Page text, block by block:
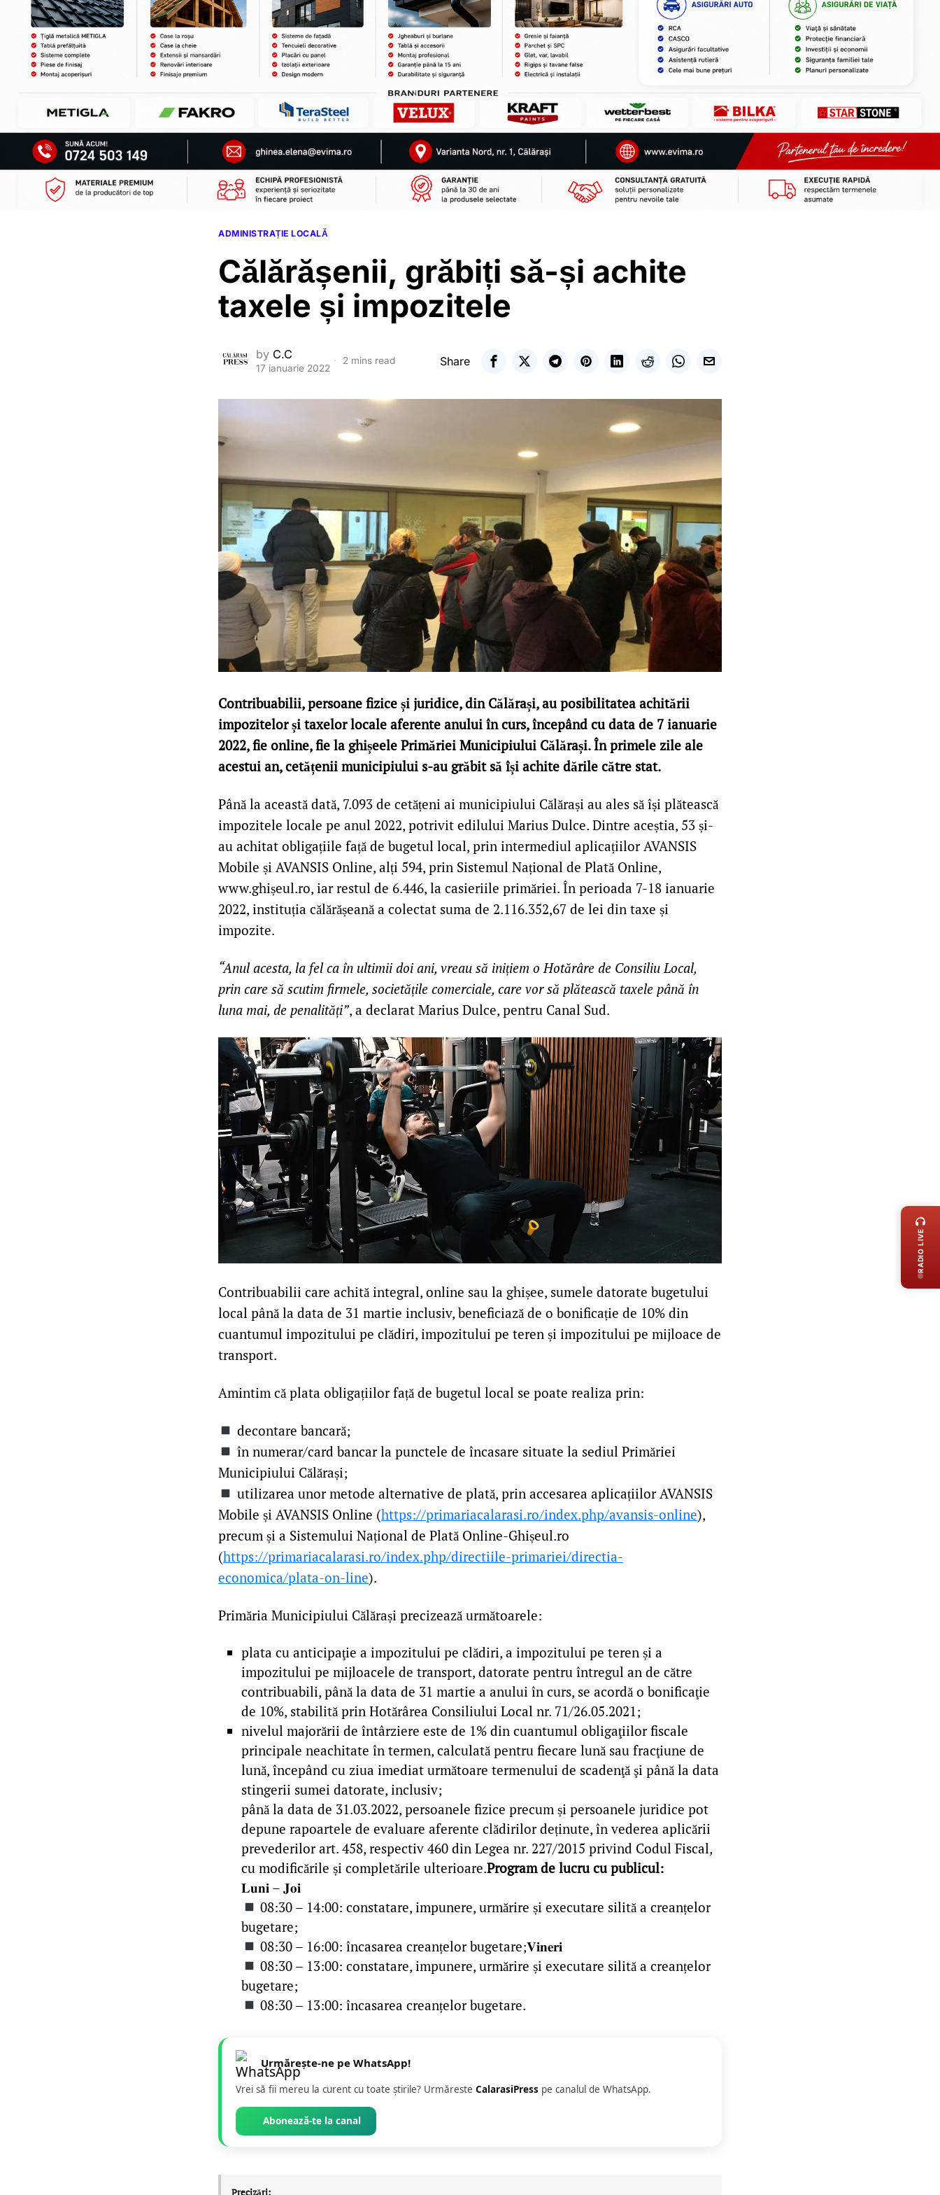
ADMINISTRAȚIE LOCALĂ
Călărășenii, grăbiți să-și achite
taxele și impozitele
by C.C
17 ianuarie 2022
2 mins read Share
Contribuabilii, persoane fizice și juridice, din Călărași, au posibilitatea achitării
impozitelor și taxelor locale aferente anului în curs, începând cu data de 7 ianuarie
2022, fie online, fie la ghișeele Primăriei Municipiului Călărași. În primele zile ale
acestui an, cetățenii municipiului s-au grăbit să își achite dările către stat.
Până la această dată, 7.093 de cetățeni ai municipiului Călărași au ales să își plătească
impozitele locale pe anul 2022, potrivit edilului Marius Dulce. Dintre aceștia, 53 și-
au achitat obligațiile față de bugetul local, prin intermediul aplicațiilor AVANSIS
Mobile și AVANSIS Online, alți 594, prin Sistemul Național de Plată Online,
www.ghișeul.ro, iar restul de 6.446, la casieriile primăriei. În perioada 7-18 ianuarie
2022, instituția călărășeană a colectat suma de 2.116.352,67 de lei din taxe și
impozite.
“Anul acesta, la fel ca în ultimii doi ani, vreau să inițiem o Hotărâre de Consiliu Local,
prin care să scutim firmele, societățile comerciale, care vor să plătească taxele până în
luna mai, de penalități”, a declarat Marius Dulce, pentru Canal Sud.
Contribuabilii care achită integral, online sau la ghișee, sumele datorate bugetului
local până la data de 31 martie inclusiv, beneficiază de o bonificație de 10% din
cuantumul impozitului pe clădiri, impozitului pe teren și impozitului pe mijloace de
transport.
Amintim că plata obligațiilor față de bugetul local se poate realiza prin:
decontare bancară;
în numerar/card bancar la punctele de încasare situate la sediul Primăriei
Municipiului Călărași;
utilizarea unor metode alternative de plată, prin accesarea aplicațiilor AVANSIS
Mobile și AVANSIS Online (https://primariacalarasi.ro/index.php/avansis-online),
precum și a Sistemului Național de Plată Online-Ghișeul.ro
(https://primariacalarasi.ro/index.php/directiile-primariei/directia-
economica/plata-on-line).
Primăria Municipiului Călărași precizează următoarele:
plata cu anticipaţie a impozitului pe clădiri, a impozitului pe teren și a
impozitului pe mijloacele de transport, datorate pentru întregul an de către
contribuabili, până la data de 31 martie a anului în curs, se acordă o bonificaţie
de 10%, stabilită prin Hotărârea Consiliului Local nr. 71/26.05.2021;
nivelul majorării de întârziere este de 1% din cuantumul obligaţiilor fiscale
principale neachitate în termen, calculată pentru fiecare lună sau fracţiune de
lună, începând cu ziua imediat următoare termenului de scadenţă şi până la data
stingerii sumei datorate, inclusiv;
până la data de 31.03.2022, persoanele fizice precum și persoanele juridice pot
depune rapoartele de evaluare aferente clădirilor deținute, în vederea aplicării
prevederilor art. 458, respectiv 460 din Legea nr. 227/2015 privind Codul Fiscal,
cu modificările și completările ulterioare.Program de lucru cu publicul:
𝐋𝐮𝐧𝐢 – 𝐉𝐨𝐢
08:30 – 14:00: constatare, impunere, urmărire și executare silită a creanțelor
bugetare;
08:30 – 16:00: încasarea creanțelor bugetare;𝐕𝐢𝐧𝐞𝐫𝐢
08:30 – 13:00: constatare, impunere, urmărire și executare silită a creanțelor
bugetare;
08:30 – 13:00: încasarea creanțelor bugetare.
Urmărește-ne pe WhatsApp!
Vrei să fii mereu la curent cu toate știrile? Urmăreste CalarasiPress pe canalul de WhatsApp.
Abonează-te la canal
Precizări:
RADIO LIVE